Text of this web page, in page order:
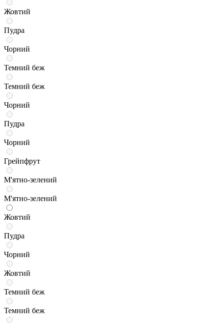
Жовтий
Пудра
Чорний
Темний беж
Темний беж
Чорний
Пудра
Чорний
Грейпфрут
М'ятно-зелений
М'ятно-зелений
Жовтий
Пудра
Чорний
Жовтий
Темний беж
Темний беж